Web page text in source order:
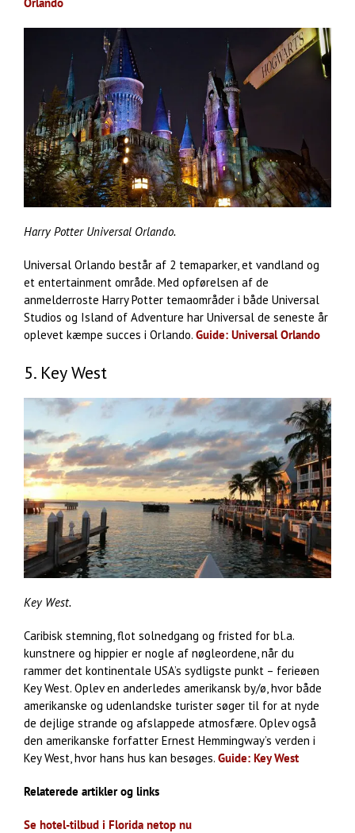
Harry Potter Universal Orlando.
Universal Orlando består af 2 temaparker, et vandland og
et entertainment område. Med opførelsen af de
anmelderroste Harry Potter temaområder i både Universal
Studios og Island of Adventure har Universal de seneste år
oplevet kæmpe succes i Orlando. Guide: Universal Orlando
5. Key West
Key West.
Caribisk stemning, flot solnedgang og fristed for bl.a.
kunstnere og hippier er nogle af nøgleordene, når du
rammer det kontinentale USA’s sydligste punkt – ferieøen
Key West. Oplev en anderledes amerikansk by/ø, hvor både
amerikanske og udenlandske turister søger til for at nyde
de dejlige strande og afslappede atmosfære. Oplev også
den amerikanske forfatter Ernest Hemmingway’s verden i
Key West, hvor hans hus kan besøges. Guide: Key West
Relaterede artikler og links
Se hotel-tilbud i Florida netop nu